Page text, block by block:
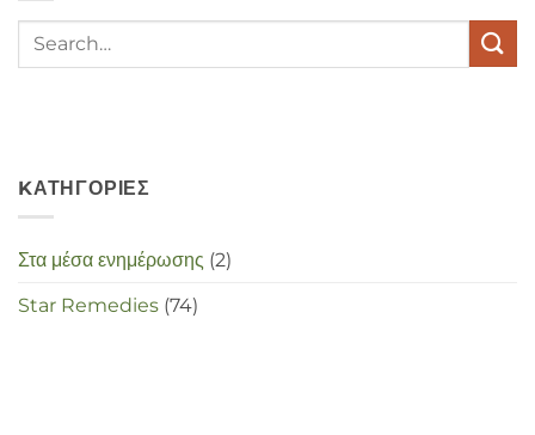
in
KΑΤΗΓΟΡΊΕΣ
Στα μέσα ενημέρωσης (2)
Star Remedies (74)